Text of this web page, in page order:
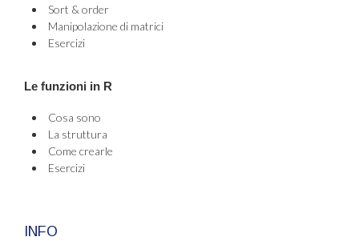
Sort & order
Manipolazione di matrici
Esercizi
Le funzioni in R
Cosa sono
La struttura
Come crearle
Esercizi
INFO